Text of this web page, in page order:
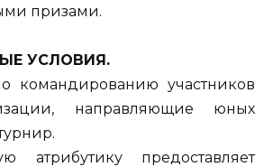
призами.
УСЛОВИЯ.
командированию участников
направляющие юных
атрибутику предоставляет